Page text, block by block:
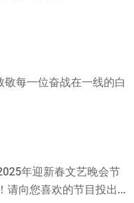
敬每一位奋战在一线的白
年迎新春文艺晚会节
请向您喜欢的节目投出...